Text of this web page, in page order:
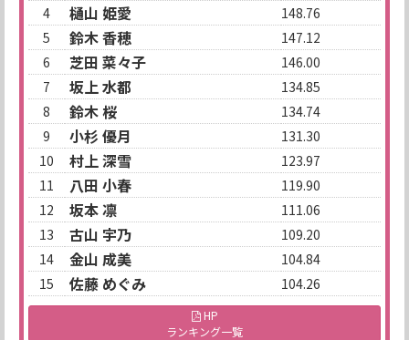
4
樋山 姫愛
148.76
5
鈴木 香穂
147.12
6
芝田 菜々子
146.00
7
坂上 水都
134.85
8
鈴木 桜
134.74
9
小杉 優月
131.30
10
村上 深雪
123.97
11
八田 小春
119.90
12
坂本 凛
111.06
13
古山 宇乃
109.20
14
金山 成美
104.84
15
佐藤 めぐみ 104.26
HP
ランキング一覧